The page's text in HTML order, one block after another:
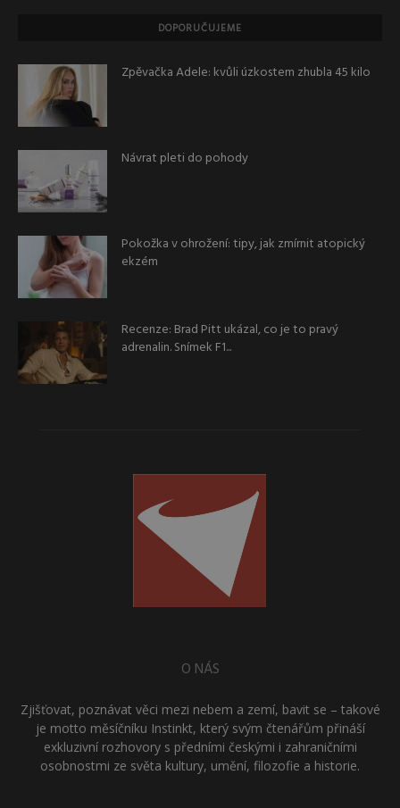
DOPORUČUJEME
Zpěvačka Adele: kvůli úzkostem zhubla 45 kilo
Návrat pleti do pohody
Pokožka v ohrožení: tipy, jak zmírnit atopický
ekzém
Recenze: Brad Pitt ukázal, co je to pravý
adrenalin. Snímek F1...
O NÁS
Zjišťovat, poznávat věci mezi nebem a zemí, bavit se – takové
je motto měsíčníku Instinkt, který svým čtenářům přináší
exkluzivní rozhovory s předními českými i zahraničními
osobnostmi ze světa kultury, umění, filozofie a historie.